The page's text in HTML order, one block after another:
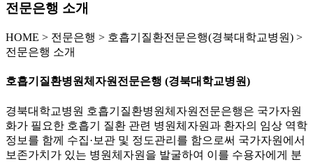
전문은행 소개
HOME > 전문은행 > 호흡기질환전문은행(경북대학교병원) >
전문은행 소개
호흡기질환병원체자원전문은행 (경북대학교병원)
경북대학교병원 호흡기질환병원체자원전문은행은 국가자원
화가 필요한 호흡기 질환 관련 병원체자원과 환자의 임상 역학
정보를 함께 수집·보관 및 정도관리를 함으로써 국가자원에서
보존가치가 있는 병원체자원을 발굴하여 이를 수용자에게 분